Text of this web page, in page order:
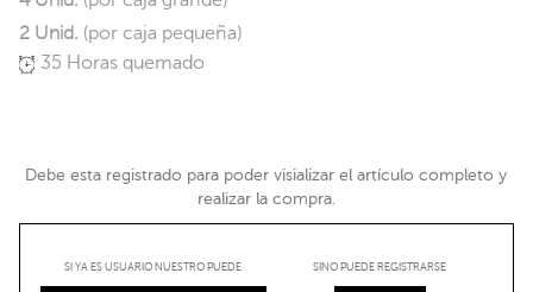
2 Unid. (por caja pequeña)
35 Horas quemado
Debe esta registrado para poder visializar el artículo completo y
realizar la compra.
SI YA ES USUARIO NUESTRO PUEDE SINO PUEDE REGISTRARSE